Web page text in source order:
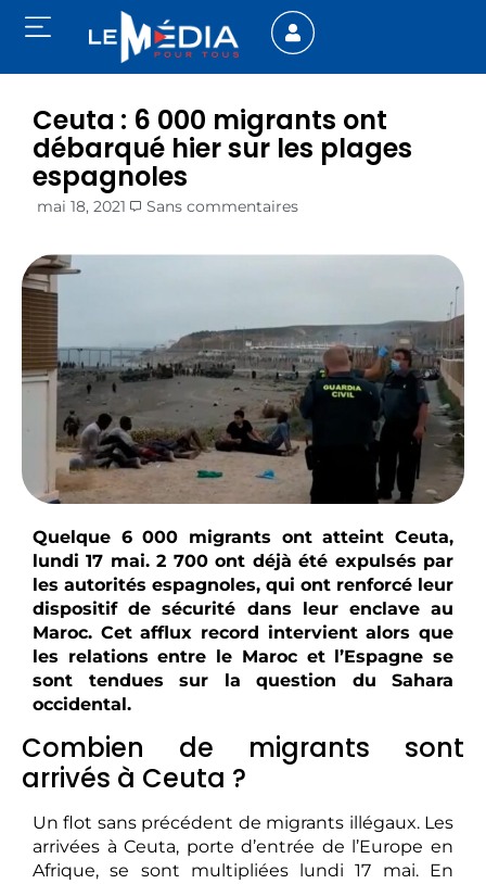
Ceuta : 6 000 migrants ont
débarqué hier sur les plages
espagnoles
mai 18, 2021 Sans commentaires
Quelque 6 000 migrants ont atteint Ceuta,
lundi 17 mai. 2 700 ont déjà été expulsés par
les autorités espagnoles, qui ont renforcé leur
dispositif de sécurité dans leur enclave au
Maroc. Cet afflux record intervient alors que
les relations entre le Maroc et l’Espagne se
sont tendues sur la question du Sahara
occidental.
Combien de migrants sont
arrivés à Ceuta ?
Un flot sans précédent de migrants illégaux. Les
arrivées à Ceuta, porte d’entrée de l’Europe en
Afrique, se sont multipliées lundi 17 mai. En